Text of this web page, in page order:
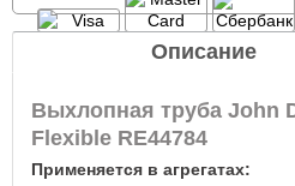
Описание
Выхлопная труба John
Flexible RE44784
Применяется в агрегатах: